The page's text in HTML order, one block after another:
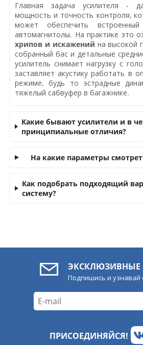
Главная задача усилителя -
мощность и точность контроля,
может обеспечить
автомагнитолы. На практике это
хрипов и искажений на высокой
собранный бас и детальные
усилитель снимает нагрузку с
заставляет акустику работать в
режиме, будь то эстрадные
тяжелый сабвуфер в багажнике.
Какие бывают усилители и в
принципиальные отличия?
На какие параметры
Как подобрать подходящий
систему?
ЭКСКЛЮЗИВНЫЕ
Подпишись и узнавай
ПРИСОЕДИНЯЙСЯ!